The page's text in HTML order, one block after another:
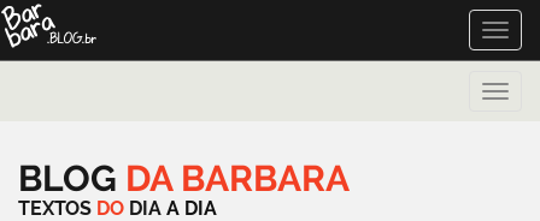
Toggle
Toggle
BLOG DA BARBARA
TEXTOS DO DIA A DIA